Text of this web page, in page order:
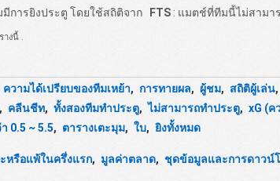
การยิงประตู โดยใช้สถิติจาก
างนี้ .
FTS : แมตช์ที่ทีมนี้ไม่สามา
ความได้เปรียบของทีมเหย้า, การทายผล, ผู้ชม, สถิติผู้เล่น,
, คลีนชีท, ทั้งสองทีมทำประตู, ไม่สามารถทำประตู, xG (ค
0.5 ~ 5.5, ตารางเตะมุม, ใบ, ยิงทั้งหมด
หรือแพ้ในครึ่งแรก, มูลค่าตลาด, ชุดข้อมูลและการดาวน์โ